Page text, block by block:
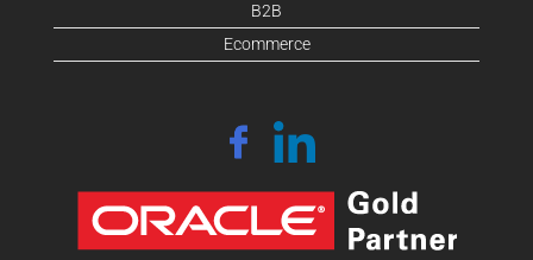
B2B
Ecommerce